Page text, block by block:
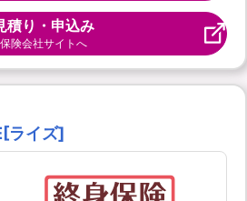
積り・申込み
保険会社サイトへ
ライズ]